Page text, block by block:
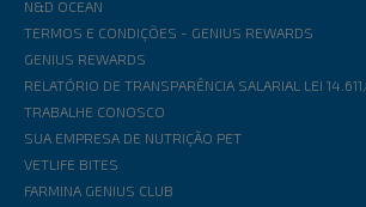
N&D OCEAN
TERMOS E CONDIÇÕES - GENIUS REWARDS
GENIUS REWARDS
RELATÓRIO DE TRANSPARÊNCIA SALARIAL LEI
TRABALHE CONOSCO
SUA EMPRESA DE NUTRIÇÃO PET
VETLIFE BITES
FARMINA GENIUS CLUB